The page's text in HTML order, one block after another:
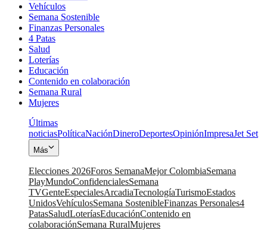
Vehículos
Semana Sostenible
Finanzas Personales
4 Patas
Salud
Loterías
Educación
Contenido en colaboración
Semana Rural
Mujeres
Últimas
noticiasPolíticaNaciónDineroDeportesOpiniónImpresaJet Set
Más
Elecciones 2026Foros SemanaMejor ColombiaSemana
PlayMundoConfidencialesSemana
TVGenteEspecialesArcadiaTecnologíaTurismoEstados
UnidosVehículosSemana SostenibleFinanzas Personales4
PatasSaludLoteríasEducaciónContenido en
colaboraciónSemana RuralMujeres